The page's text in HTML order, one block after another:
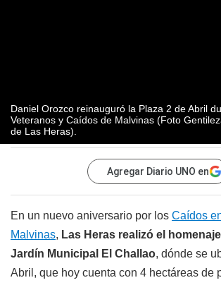
Daniel Orozco reinauguró la Plaza 2 de Abril
Veteranos y Caídos de Malvinas (Foto
de Las Heras).
Agregar Diario UNO en
En un nuevo aniversario por los Caídos
Malvinas, Las Heras realizó el
Jardín Municipal El Challao, dónde se
Abril, que hoy cuenta con 4 hectáreas de